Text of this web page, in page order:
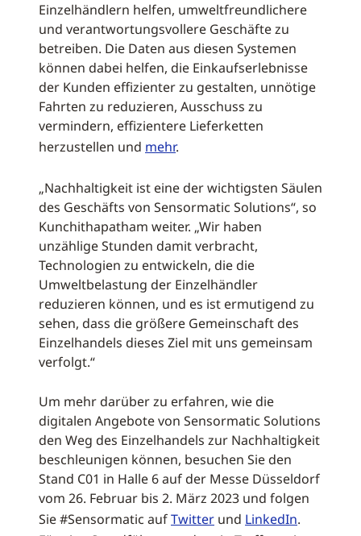
Einzelhändlern helfen, umweltfreundlichere
und verantwortungsvollere Geschäfte zu
betreiben. Die Daten aus diesen Systemen
können dabei helfen, die Einkaufserlebnisse
der Kunden effizienter zu gestalten, unnötige
Fahrten zu reduzieren, Ausschuss zu
vermindern, effizientere Lieferketten
herzustellen und mehr.
„Nachhaltigkeit ist eine der wichtigsten Säulen
des Geschäfts von Sensormatic Solutions“, so
Kunchithapatham weiter. „Wir haben
unzählige Stunden damit verbracht,
Technologien zu entwickeln, die die
Umweltbelastung der Einzelhändler
reduzieren können, und es ist ermutigend zu
sehen, dass die größere Gemeinschaft des
Einzelhandels dieses Ziel mit uns gemeinsam
verfolgt.“
Um mehr darüber zu erfahren, wie die
digitalen Angebote von Sensormatic Solutions
den Weg des Einzelhandels zur Nachhaltigkeit
beschleunigen können, besuchen Sie den
Stand C01 in Halle 6 auf der Messe Düsseldorf
vom 26. Februar bis 2. März 2023 und folgen
Sie #Sensormatic aufTwitter und LinkedIn.